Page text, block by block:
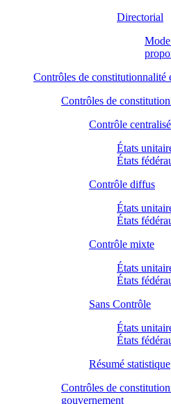
Directorial
Contrôles de constitutionnalité
Contrôles de
Contrôle centralisé
États
États
Contrôle diffus
États
États
Contrôle mixte
États
États
Sans Contrôle
États
États
Résumé statistique
Contrôles de
gouvernement